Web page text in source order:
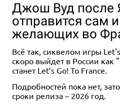
Джош Вуд после
отправится сам
желающих во
Всё так, сиквелом игры
скоро выйдет в России
станет Let’s Go! To France.
Подробностей пока нет,
сроки релиза – 2026 год.